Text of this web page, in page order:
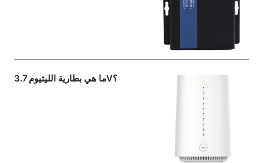
ما هي بطارية الليثيوم 3.7V؟